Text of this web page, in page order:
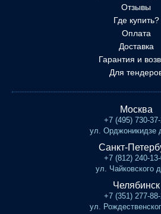
Отзывы
Где купить?
Оплата
Доставка
Гарантия и
Для
Москва
+7 (495) 730-
ул. Орджоникидзе
Санкт-
+7 (812) 240-
ул. Чайковского
Челябинск
+7 (351) 277-
ул.